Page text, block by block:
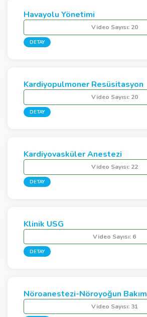
Havayolu Yönetimi
Video Sayısı:20
DETAY
Kardiyopulmoner Resüsitasyon
Video Sayısı:20
DETAY
Kardiyovasküler Anestezi
Video Sayısı:22
DETAY
Klinik USG
Video Sayısı: 6
DETAY
Nöroanestezi-Nöroyoğun Bakım
Video Sayısı:31